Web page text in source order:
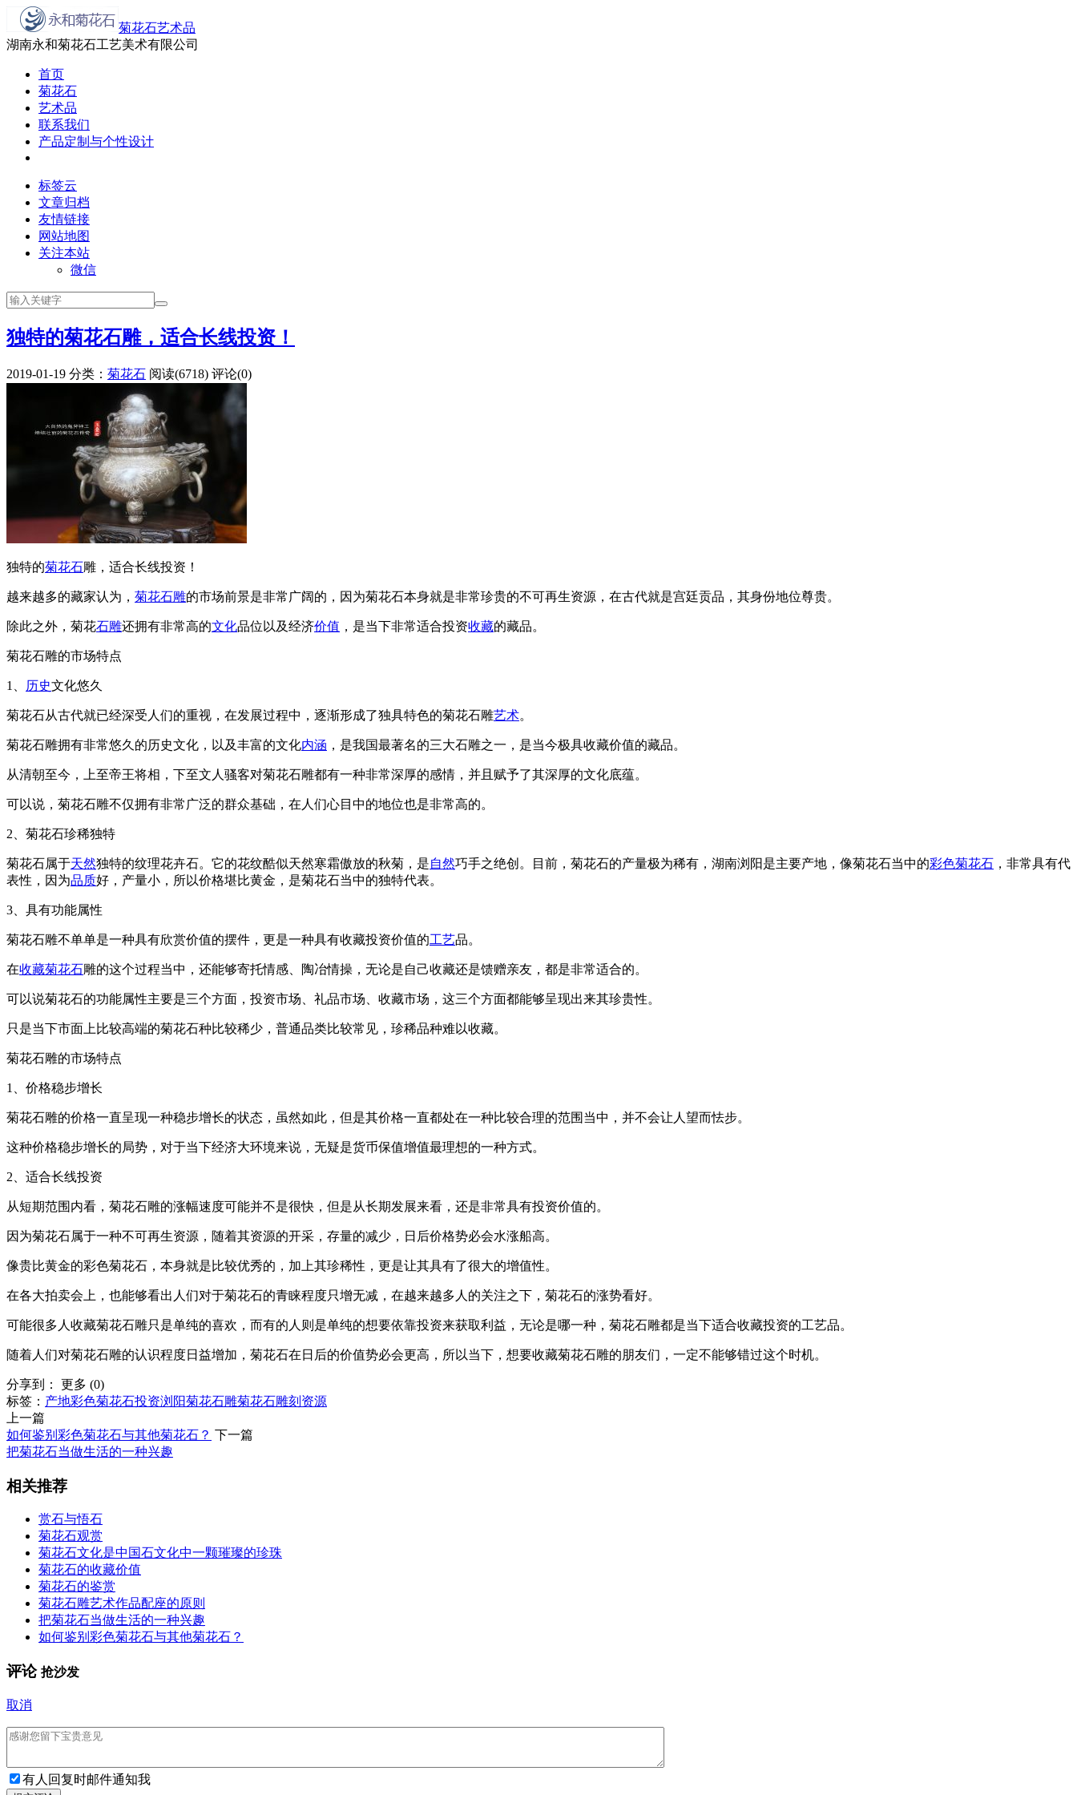
菊花石艺术品
湖南永和菊花石工艺美术有限公司
首页
菊花石
艺术品
联系我们
产品定制与个性设计
标签云
文章归档
友情链接
网站地图
关注本站
微信
独特的菊花石雕，适合长线投资！
2019-01-19 分类： 菊花石 阅读(6718) 评论(0)
独特的菊花石雕，适合长线投资！
越来越多的藏家认为， 菊花石雕的市场前景是非常广阔的，因为菊花石本身就是非常珍贵的不可再生资源，在古代就是宫廷贡品，其身份地位尊贵。
除此之外，菊花石雕还拥有非常高的文化品位以及经济价值 ，是当下非常适合投资收藏的藏品。
菊花石雕的市场特点
1、 历史文化悠久
菊花石从古代就已经深受人们的重视，在发展过程中，逐渐形成了独具特色的菊花石雕艺术。
菊花石雕拥有非常悠久的历史文化，以及丰富的文化内涵 ，是我国最著名的三大石雕之一，是当今极具收藏价值的藏品。
从清朝至今，上至帝王将相，下至文人骚客对菊花石雕都有一种非常深厚的感情，并且赋予了其深厚的文化底蕴。
可以说，菊花石雕不仅拥有非常广泛的群众基础，在人们心目中的地位也是非常高的。
2、菊花石珍稀独特
菊花石属于天然独特的纹理花卉石。它的花纹酷似天然寒霜傲放的秋菊，是自然巧手之绝创。目前，菊花石的产量极为稀有，湖南浏阳是主要产地，像菊花石当中的彩色菊花石 ，非常具有代
表性，因为品质好，产量小，所以价格堪比黄金，是菊花石当中的独特代表。
3、具有功能属性
菊花石雕不单单是一种具有欣赏价值的摆件，更是一种具有收藏投资价值的工艺品。
在收藏菊花石雕的这个过程当中，还能够寄托情感、陶冶情操，无论是自己收藏还是馈赠亲友，都是非常适合的。
可以说菊花石的功能属性主要是三个方面，投资市场、礼品市场、收藏市场，这三个方面都能够呈现出来其珍贵性。
只是当下市面上比较高端的菊花石种比较稀少，普通品类比较常见，珍稀品种难以收藏。
菊花石雕的市场特点
1、价格稳步增长
菊花石雕的价格一直呈现一种稳步增长的状态，虽然如此，但是其价格一直都处在一种比较合理的范围当中，并不会让人望而怯步。
这种价格稳步增长的局势，对于当下经济大环境来说，无疑是货币保值增值最理想的一种方式。
2、适合长线投资
从短期范围内看，菊花石雕的涨幅速度可能并不是很快，但是从长期发展来看，还是非常具有投资价值的。
因为菊花石属于一种不可再生资源，随着其资源的开采，存量的减少，日后价格势必会水涨船高。
像贵比黄金的彩色菊花石，本身就是比较优秀的，加上其珍稀性，更是让其具有了很大的增值性。
在各大拍卖会上，也能够看出人们对于菊花石的青睐程度只增无减，在越来越多人的关注之下，菊花石的涨势看好。
可能很多人收藏菊花石雕只是单纯的喜欢，而有的人则是单纯的想要依靠投资来获取利益，无论是哪一种，菊花石雕都是当下适合收藏投资的工艺品。
随着人们对菊花石雕的认识程度日益增加，菊花石在日后的价值势必会更高，所以当下，想要收藏菊花石雕的朋友们，一定不能够错过这个时机。
分享到： 更多 (0)
标签： 产地彩色菊花石投资浏阳菊花石雕菊花石雕刻 资源
上一篇
如何鉴别彩色菊花石与其他菊花石？ 下一篇
把菊花石当做生活的一种兴趣
相关推荐
赏石与悟石
菊花石观赏
菊花石文化是中国石文化中一颗璀璨的珍珠
菊花石的收藏价值
菊花石的鉴赏
菊花石雕艺术作品配座的原则
把菊花石当做生活的一种兴趣
如何鉴别彩色菊花石与其他菊花石？
评论 抢沙发
取消
有人回复时邮件通知我